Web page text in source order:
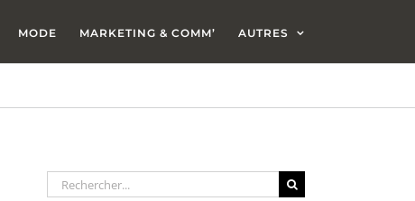
MODE MARKETING & COMM’ AUTRES
Rechercher: